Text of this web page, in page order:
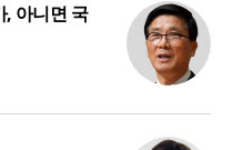
, 아니면 국